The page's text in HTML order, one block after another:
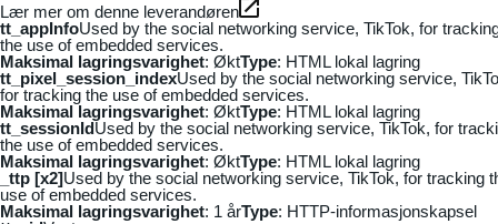
Lær mer om denne leverandøren
tt_appInfoUsed by the social networking service, TikTok, for
the use of embedded services.
Maksimal lagringsvarighet: ØktType: HTML lokal lagring
tt_pixel_session_indexUsed by the social networking service,
for tracking the use of embedded services.
Maksimal lagringsvarighet: ØktType: HTML lokal lagring
tt_sessionIdUsed by the social networking service, TikTok, for
the use of embedded services.
Maksimal lagringsvarighet: ØktType: HTML lokal lagring
_ttp [x2]Used by the social networking service, TikTok, for tracking
use of embedded services.
Maksimal lagringsvarighet: 1 årType: HTTP-informasjonskapsel